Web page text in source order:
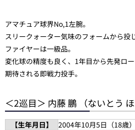
アマチュア球界No,1左腕。
スリークォーター気味のフォームから投
ファイヤーは一級品。
変化球の精度も良く、1年目から先発ロ
期待される即戦力投手。
＜2巡目＞ 内藤 鵬 （ないとう ほ
【生年月日】
2004年10月5日（18歳）